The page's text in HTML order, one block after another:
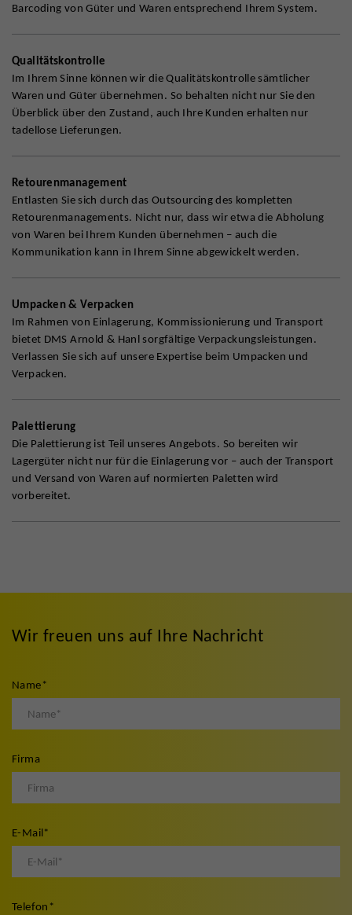
Barcoding von Güter und Waren entsprechend Ihrem System.
Qualitätskontrolle
Im Ihrem Sinne können wir die Qualitätskontrolle sämtlicher
Waren und Güter übernehmen. So behalten nicht nur Sie den
Überblick über den Zustand, auch Ihre Kunden erhalten nur
tadellose Lieferungen.
Retourenmanagement
Entlasten Sie sich durch das Outsourcing des kompletten
Retourenmanagements. Nicht nur, dass wir etwa die Abholung
von Waren bei Ihrem Kunden übernehmen – auch die
Kommunikation kann in Ihrem Sinne abgewickelt werden.
Umpacken & Verpacken
Im Rahmen von Einlagerung, Kommissionierung und Transport
bietet DMS Arnold & Hanl sorgfältige Verpackungsleistungen.
Verlassen Sie sich auf unsere Expertise beim Umpacken und
Verpacken.
Palettierung
Die Palettierung ist Teil unseres Angebots. So bereiten wir
Lagergüter nicht nur für die Einlagerung vor – auch der Transport
und Versand von Waren auf normierten Paletten wird
vorbereitet.
Wir freuen uns auf Ihre Nachricht
Name*
Firma
E-Mail*
Telefon *